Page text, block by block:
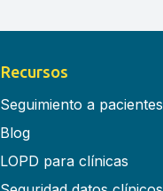
Recursos
Seguimiento a pacientes
Blog
LOPD para clínicas